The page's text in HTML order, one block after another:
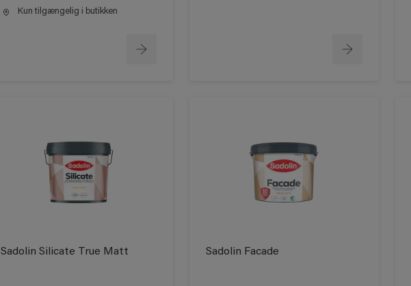
Kun tilgængelig i butikken
Sadolin Silicate True Matt Sadolin Facade